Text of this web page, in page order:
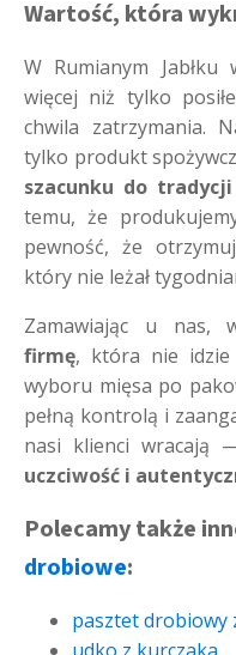
Wartość, która
W Rumianym
więcej niż tylko
chwila zatrzymania.
tylko produkt
szacunku do tradycji
temu, że
pewność, że
który nie leżał
Zamawiając u nas,
firmę, która nie
wyboru mięsa po
pełną kontrolą i
nasi klienci
uczciwość i
Polecamy także
drobiowe:
pasztet drobiowy